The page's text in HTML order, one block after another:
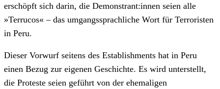
erschöpft sich darin, die Demonstrant:innen seien alle
»Terrucos« – das umgangssprachliche Wort für Terroristen
in Peru.
Dieser Vorwurf seitens des Establishments hat in Peru
einen Bezug zur eigenen Geschichte. Es wird unterstellt,
die Proteste seien geführt von der ehemaligen